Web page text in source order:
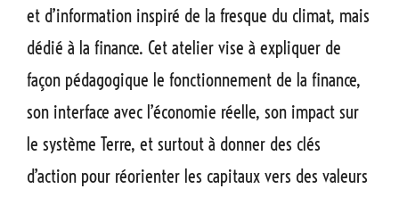
et d’information inspiré de la fresque du climat, mais
dédié à la finance. Cet atelier vise à expliquer de
façon pédagogique le fonctionnement de la finance,
son interface avec l’économie réelle, son impact sur
le système Terre, et surtout à donner des clés
d’action pour réorienter les capitaux vers des valeurs